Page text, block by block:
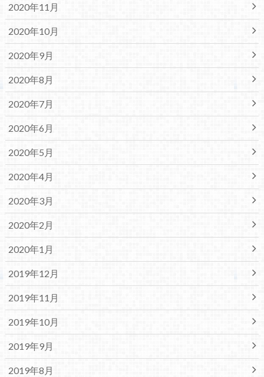
2020年11月
2020年10月
2020年9月
2020年8月
2020年7月
2020年6月
2020年5月
2020年4月
2020年3月
2020年2月
2020年1月
2019年12月
2019年11月
2019年10月
2019年9月
2019年8月